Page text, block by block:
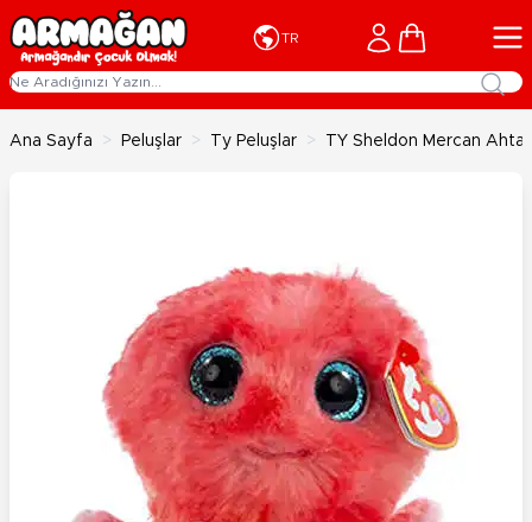
İçeriğe geç
TR Cart
Ana Sayfa > Peluşlar > Ty Peluşlar > TY Sheldon Mercan